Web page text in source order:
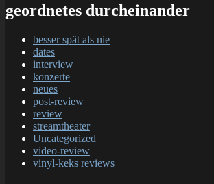
geordnetes durcheinander
besser spät als nie
dates
interview
konzerte
neues
post-review
review
streamtheater
Uncategorized
video-review
vinyl-keks reviews